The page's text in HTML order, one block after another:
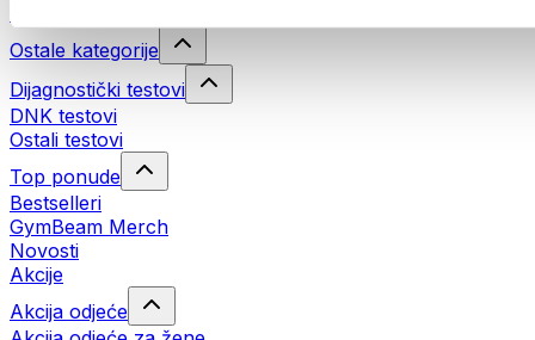
Ostale kategorije
Dijagnostički testovi
DNK testovi
Ostali testovi
Top ponude
Bestselleri
GymBeam Merch
Novosti
Akcije
Akcija odjeće